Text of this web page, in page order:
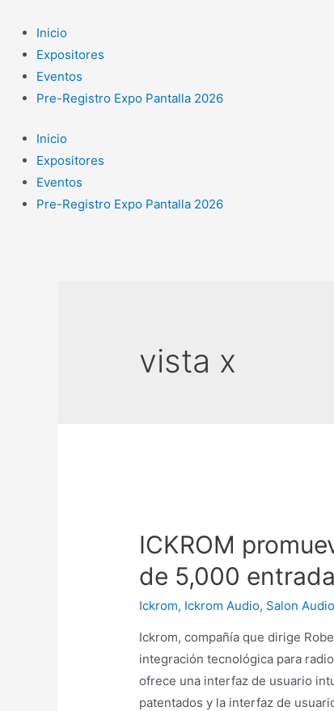
contenido
Inicio
Expositores
Eventos
Pre-Registro Expo Pantalla 2026
Inicio
Expositores
Eventos
Pre-Registro Expo Pantalla 2026
vista x
ICKROM
de 5,000
Ickrom, Ickrom Audio, Salon Audio
Ickrom, compañía que dirige
integración tecnológica para
ofrece una interfaz de usuario
patentados y la interfaz de